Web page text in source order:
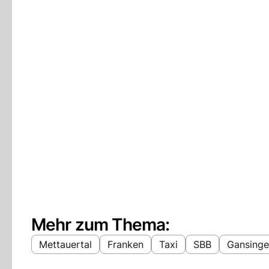
Mehr zum Thema:
Mettauertal Franken Taxi SBB